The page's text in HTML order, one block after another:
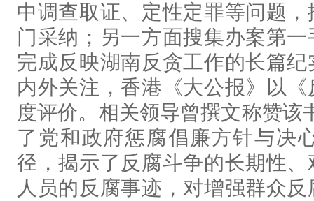
中调查取证、定性定罪等问题
门采纳；另一方面搜集办案第
完成反映湖南反贪工作的长篇
内外关注，香港《大公报》以
度评价。相关领导曾撰文称赞该
了党和政府惩腐倡廉方针与决
径，揭示了反腐斗争的长期性
人员的反腐事迹，对增强群众